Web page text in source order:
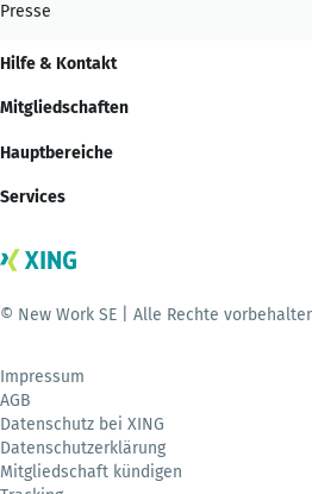
Presse
Hilfe & Kontakt
Mitgliedschaften
Hauptbereiche
Services
© New Work SE | Alle Rechte
Impressum
AGB
Datenschutz bei XING
Datenschutzerklärung
Mitgliedschaft kündigen